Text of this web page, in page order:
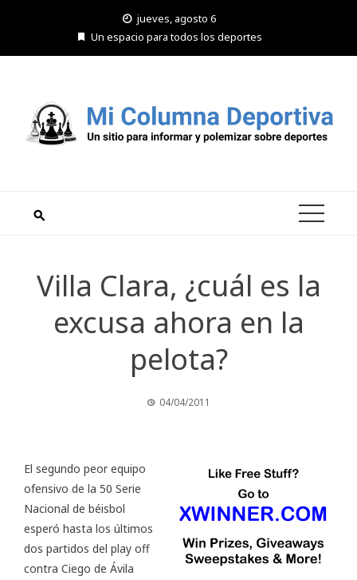
jueves, agosto 6
Un espacio para todos los deportes
Villa Clara, ¿cuál es la
excusa ahora en la
pelota?
04/04/2011
El segundo peor equipo
ofensivo de la 50 Serie
Nacional de béisbol
esperó hasta los últimos
dos partidos del play off
contra Ciego de Ávila